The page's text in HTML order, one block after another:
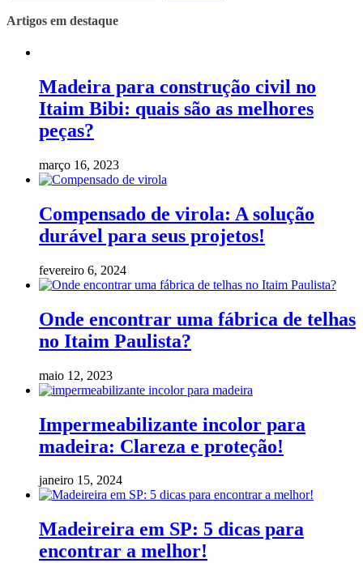
Artigos em destaque
Madeira para construção civil no
Itaim Bibi: quais são as melhores
peças?
março 16, 2023
Compensado de virola: A solução
durável para seus projetos!
fevereiro 6, 2024
Onde encontrar uma fábrica de telhas
no Itaim Paulista?
maio 12, 2023
Impermeabilizante incolor para
madeira: Clareza e proteção!
janeiro 15, 2024
Madeireira em SP: 5 dicas para
encontrar a melhor!